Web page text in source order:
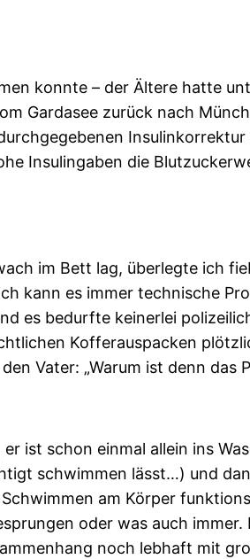
konnte – der Ältere hatte
Gardasee zurück nach
Insulingaben die
im Bett lag, überlegte ich
kann es immer technische
es bedurfte keinerlei
Kofferauspacken
Vater: „Warum ist denn das
ist schon einmal allein ins
schwimmen lässt…) und
am Körper
oder was auch immer.
noch lebhaft mit